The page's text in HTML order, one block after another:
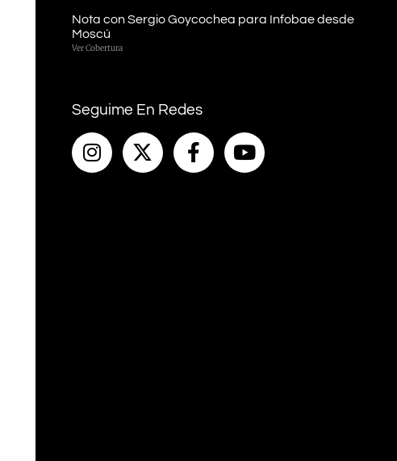
Nota con Sergio Goycochea para Infobae desde
Moscú
Ver Cobertura
Seguime En Redes